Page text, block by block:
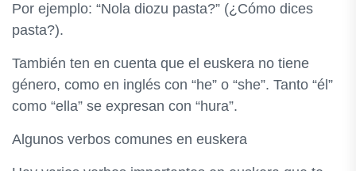
Por ejemplo: “Nola diozu pasta?” (¿Cómo dices
pasta?).
También ten en cuenta que el euskera no tiene
género, como en inglés con “he” o “she”. Tanto “él”
como “ella” se expresan con “hura”.
Algunos verbos comunes en euskera